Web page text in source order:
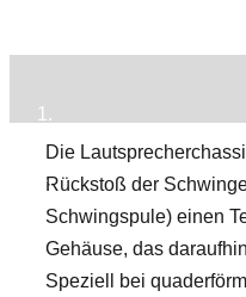
Die
Rückstoß der
Schwingspule) einen
Gehäuse, das
Speziell bei